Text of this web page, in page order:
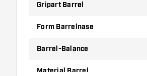
Gripart Barrel
Form Barrelnase
Barrel-Balance
Material Barrel